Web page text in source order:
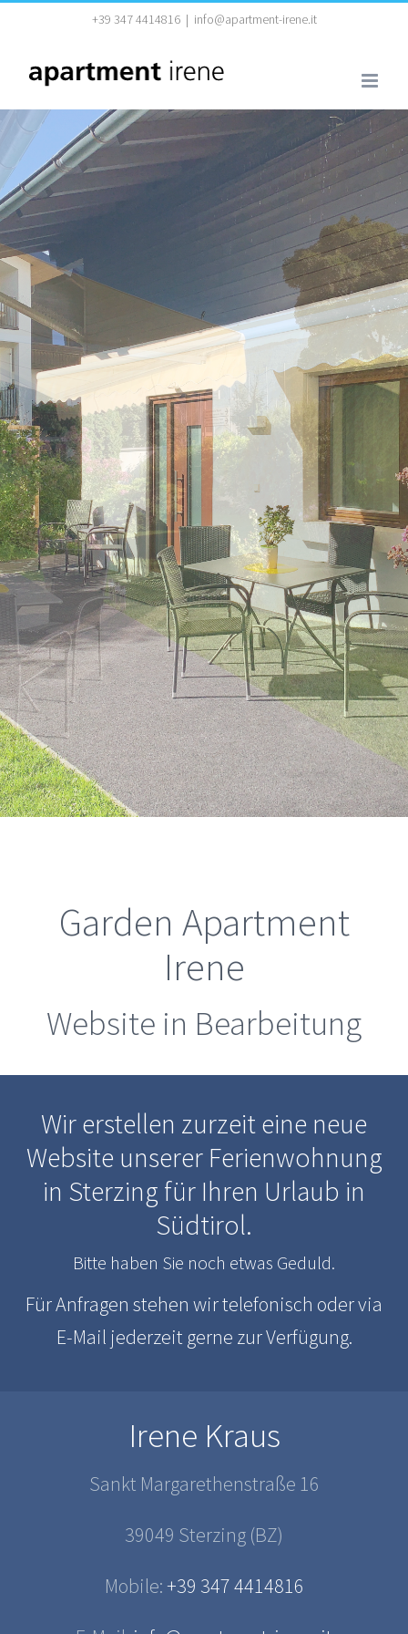
springen
+39 347 4414816 | info@apartment-irene.it
Garden Apartment
Irene
Website in Bearbeitung
Wir erstellen zurzeit eine neue
Website unserer Ferienwohnung
in Sterzing für Ihren Urlaub in
Südtirol.
Bitte haben Sie noch etwas Geduld.
Für Anfragen stehen wir telefonisch oder via
E-Mail jederzeit gerne zur Verfügung.
Irene Kraus
Sankt Margarethenstraße 16
39049 Sterzing (BZ)
Mobile:+39 347 4414816